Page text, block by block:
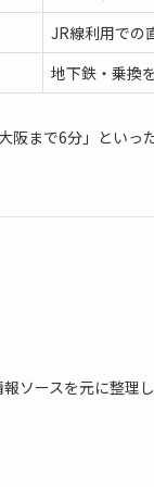
JR線利用での
地下鉄・乗換
まで6分」といっ
ソースを元に整理し